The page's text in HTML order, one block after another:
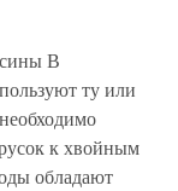
В
ту или
к хвойным
обладают